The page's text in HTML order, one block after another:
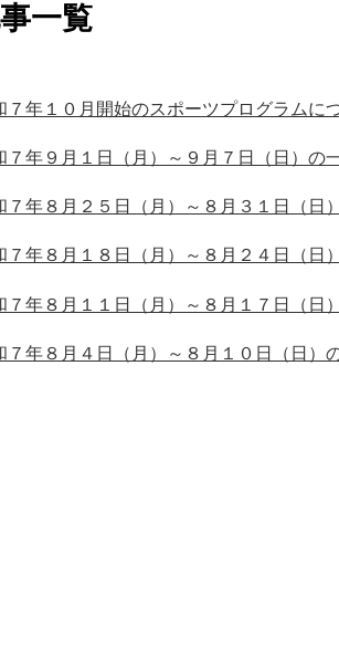
一覧
７年１０月開始のスポーツプログラムに
７年９月１日（月）～９月７日（日）の
７年８月２５日（月）～８月３１日（日
７年８月１８日（月）～８月２４日（日
７年８月１１日（月）～８月１７日（日
７年８月４日（月）～８月１０日（日）